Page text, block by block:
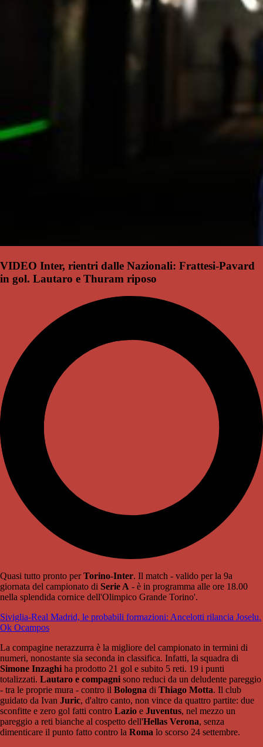
VIDEO Inter, rientri dalle Nazionali: Frattesi-Pavard
in gol. Lautaro e Thuram riposo
Quasi tutto pronto perTorino-Inter. Il match - valido per la 9a
giornata del campionato di Serie A - è in programma alle ore 18.00
nella splendida cornice dell'Olimpico Grande Torino'.
Siviglia-Real Madrid, le probabili formazioni: Ancelotti rilancia Joselu.
Ok Ocampos
La compagine nerazzurra è la migliore del campionato in termini di
numeri, nonostante sia seconda in classifica. Infatti, la squadra di
Simone Inzaghi ha prodotto 21 gol e subito 5 reti. 19 i punti
totalizzati. Lautaro e compagni sono reduci da un deludente pareggio
- tra le proprie mura - contro il Bologna di Thiago Motta. Il club
guidato da Ivan Juric, d'altro canto, non vince da quattro partite: due
sconfitte e zero gol fatti contro Lazio e Juventus, nel mezzo un
pareggio a reti bianche al cospetto dell'Hellas Verona, senza
dimenticare il punto fatto contro la Roma lo scorso 24 settembre.